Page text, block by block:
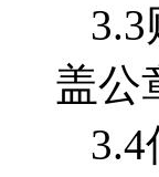
3.3
盖公
3.4